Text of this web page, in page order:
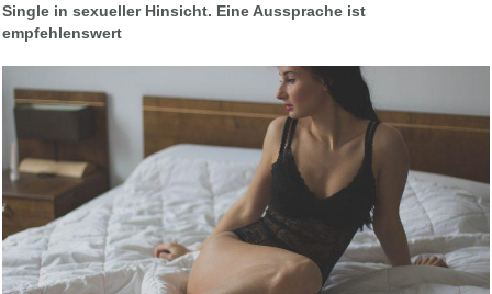
Single in sexueller Hinsicht. Eine Aussprache ist
empfehlenswert